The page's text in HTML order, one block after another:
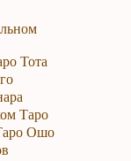
Тота
Таро
Ошо